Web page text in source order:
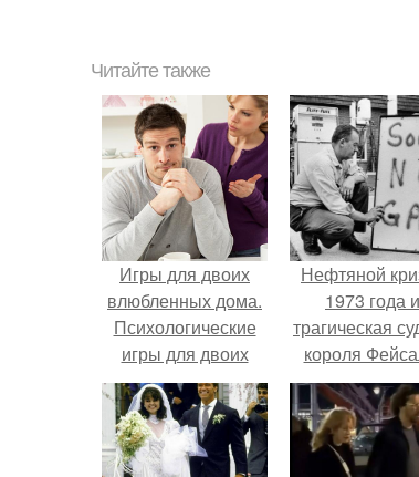
Читайте также
Игры для двоих
влюбленных дома.
Психологические
игры для двоих
Нефтяной
1973 года и
трагическая
короля